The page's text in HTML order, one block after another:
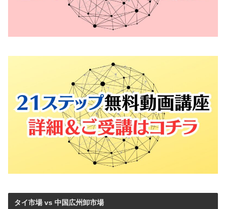
タイ市場 vs 中国広州卸市場